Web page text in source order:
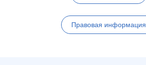
Правовая информация